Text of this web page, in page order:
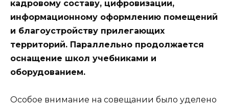
кадровому составу, цифровизации,
информационному оформлению помещений
и благоустройству прилегающих
территорий. Параллельно продолжается
оснащение школ учебниками и
оборудованием.
Особое внимание на совещании было уделено